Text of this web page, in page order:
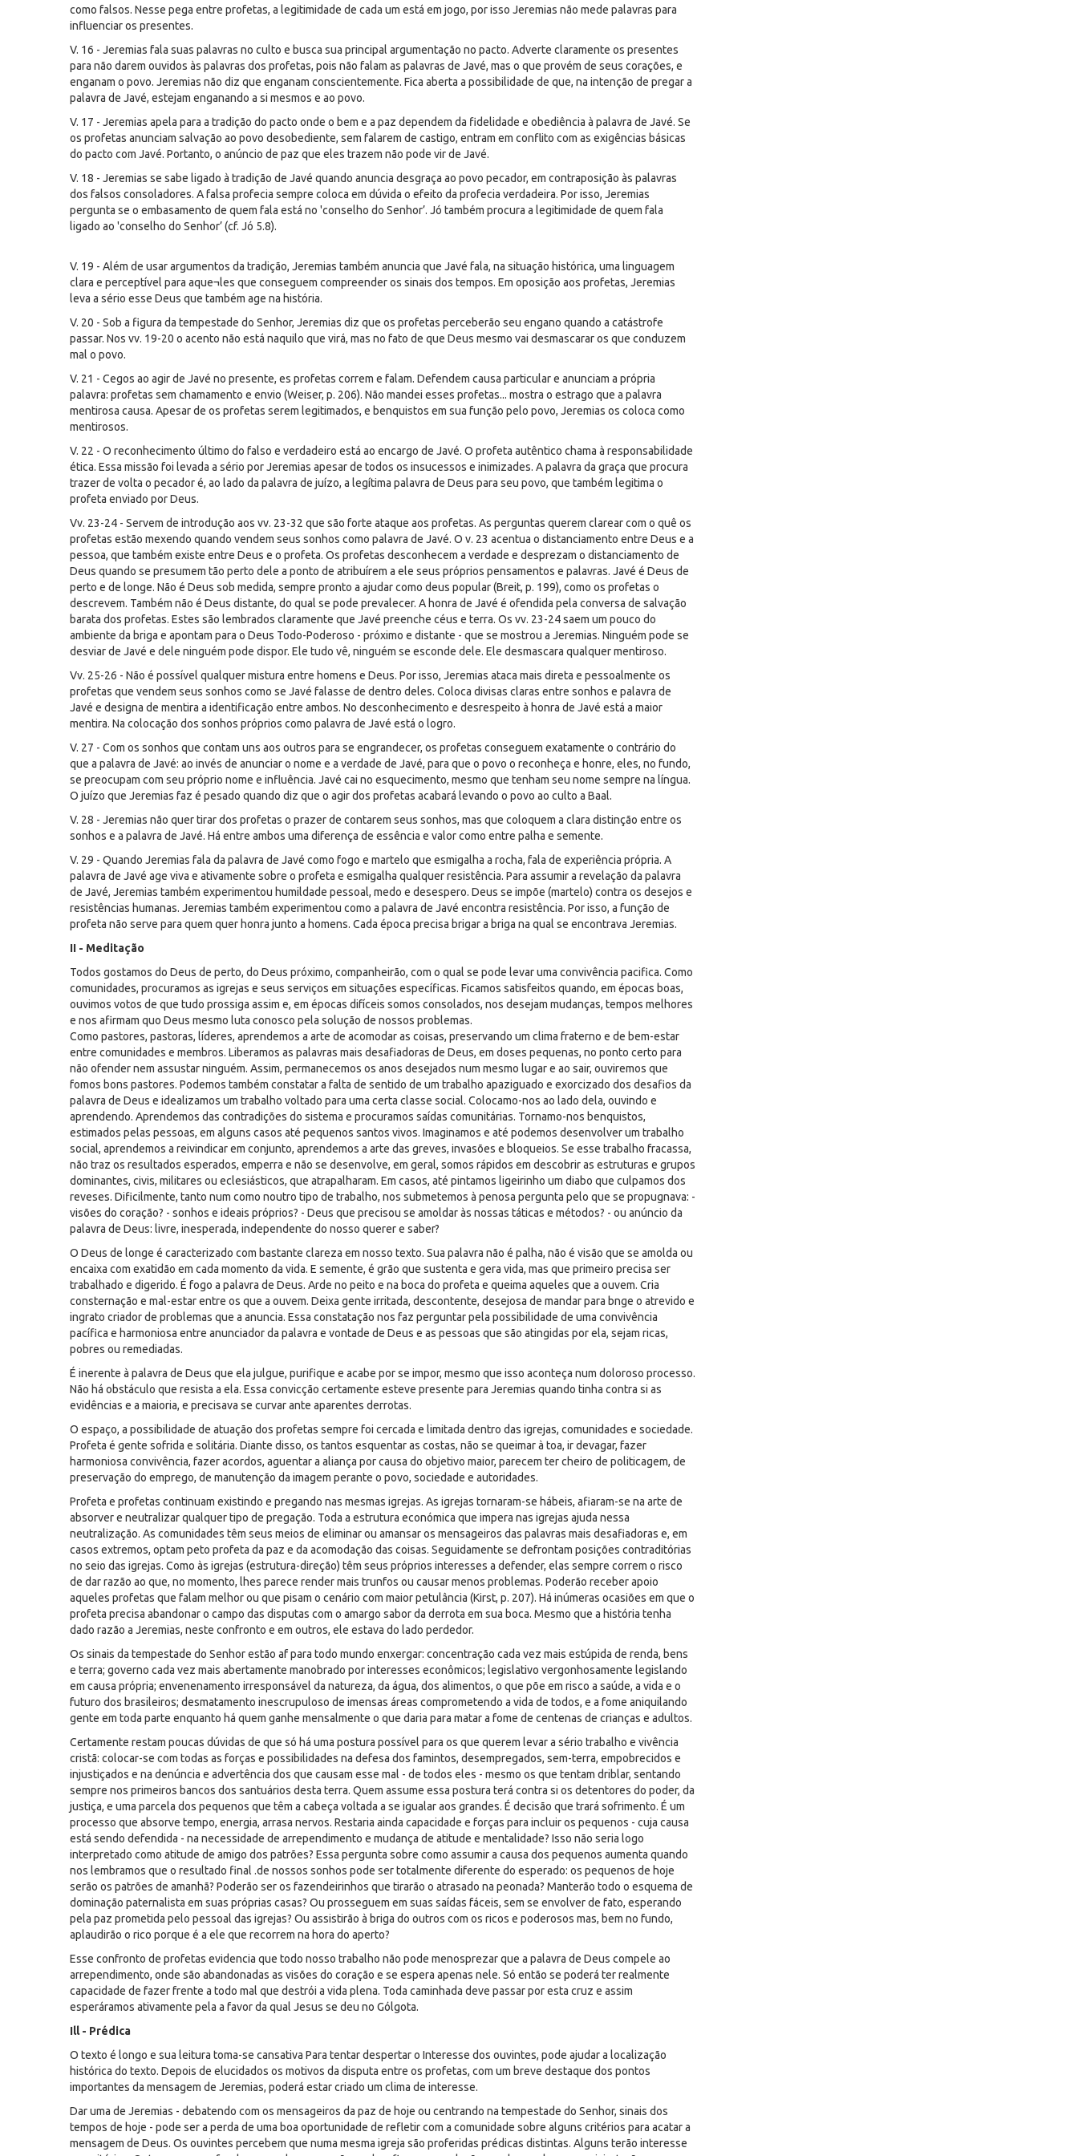
como falsos. Nesse pega entre profetas, a legitimidade de cada um está em jogo, por isso Jeremias não mede palavras para
influenciar os presentes.
V. 16 - Jeremias fala suas palavras no culto e busca sua principal argumentação no pacto. Adverte claramente os presentes
para não darem ouvidos às palavras dos profetas, pois não falam as palavras de Javé, mas o que provém de seus corações, e
enganam o povo. Jeremias não diz que enganam conscientemente. Fica aberta a possibilidade de que, na intenção de pregar a
palavra de Javé, estejam enganando a si mesmos e ao povo.
V. 17 - Jeremias apela para a tradição do pacto onde o bem e a paz dependem da fidelidade e obediência à palavra de Javé. Se
os profetas anunciam salvação ao povo desobediente, sem falarem de castigo, entram em conflito com as exigências básicas
do pacto com Javé. Portanto, o anúncio de paz que eles trazem não pode vir de Javé.
V. 18 - Jeremias se sabe ligado à tradição de Javé quando anuncia desgraça ao povo pecador, em contraposição às palavras
dos falsos consoladores. A falsa profecia sempre coloca em dúvida o efeito da profecia verdadeira. Por isso, Jeremias
pergunta se o embasamento de quem fala está no 'conselho do Senhor’. Jó também procura a legitimidade de quem fala
ligado ao 'conselho do Senhor’ (cf. Jó 5.8).
V. 19 - Além de usar argumentos da tradição, Jeremias também anuncia que Javé fala, na situação histórica, uma linguagem
clara e perceptível para aque¬les que conseguem compreender os sinais dos tempos. Em oposição aos profetas, Jeremias
leva a sério esse Deus que também age na história.
V. 20 - Sob a figura da tempestade do Senhor, Jeremias diz que os profetas perceberão seu engano quando a catástrofe
passar. Nos vv. 19-20 o acento não está naquilo que virá, mas no fato de que Deus mesmo vai desmascarar os que conduzem
mal o povo.
V. 21 - Cegos ao agir de Javé no presente, es profetas correm e falam. Defendem causa particular e anunciam a própria
palavra: profetas sem chamamento e envio (Weiser, p. 206). Não mandei esses profetas... mostra o estrago que a palavra
mentirosa causa. Apesar de os profetas serem legitimados, e benquistos em sua função pelo povo, Jeremias os coloca como
mentirosos.
V. 22 - O reconhecimento último do falso e verdadeiro está ao encargo de Javé. O profeta autêntico chama à responsabilidade
ética. Essa missão foi levada a sério por Jeremias apesar de todos os insucessos e inimizades. A palavra da graça que procura
trazer de volta o pecador é, ao lado da palavra de juízo, a legítima palavra de Deus para seu povo, que também legitima o
profeta enviado por Deus.
Vv. 23-24 - Servem de introdução aos vv. 23-32 que são forte ataque aos profetas. As perguntas querem clarear com o quê os
profetas estão mexendo quando vendem seus sonhos como palavra de Javé. O v. 23 acentua o distanciamento entre Deus e a
pessoa, que também existe entre Deus e o profeta. Os profetas desconhecem a verdade e desprezam o distanciamento de
Deus quando se presumem tão perto dele a ponto de atribuírem a ele seus próprios pensamentos e palavras. Javé é Deus de
perto e de longe. Não é Deus sob medida, sempre pronto a ajudar como deus popular (Breit, p. 199), como os profetas o
descrevem. Também não é Deus distante, do qual se pode prevalecer. A honra de Javé é ofendida pela conversa de salvação
barata dos profetas. Estes são lembrados claramente que Javé preenche céus e terra. Os vv. 23-24 saem um pouco do
ambiente da briga e apontam para o Deus Todo-Poderoso - próximo e distante - que se mostrou a Jeremias. Ninguém pode se
desviar de Javé e dele ninguém pode dispor. Ele tudo vê, ninguém se esconde dele. Ele desmascara qualquer mentiroso.
Vv. 25-26 - Não é possível qualquer mistura entre homens e Deus. Por isso, Jeremias ataca mais direta e pessoalmente os
profetas que vendem seus sonhos como se Javé falasse de dentro deles. Coloca divisas claras entre sonhos e palavra de
Javé e designa de mentira a identificação entre ambos. No desconhecimento e desrespeito à honra de Javé está a maior
mentira. Na colocação dos sonhos próprios como palavra de Javé está o logro.
V. 27 - Com os sonhos que contam uns aos outros para se engrandecer, os profetas conseguem exatamente o contrário do
que a palavra de Javé: ao invés de anunciar o nome e a verdade de Javé, para que o povo o reconheça e honre, eles, no fundo,
se preocupam com seu próprio nome e influência. Javé cai no esquecimento, mesmo que tenham seu nome sempre na língua.
O juízo que Jeremias faz é pesado quando diz que o agir dos profetas acabará levando o povo ao culto a Baal.
V. 28 - Jeremias não quer tirar dos profetas o prazer de contarem seus sonhos, mas que coloquem a clara distinção entre os
sonhos e a palavra de Javé. Há entre ambos uma diferença de essência e valor como entre palha e semente.
V. 29 - Quando Jeremias fala da palavra de Javé como fogo e martelo que esmigalha a rocha, fala de experiência própria. A
palavra de Javé age viva e ativamente sobre o profeta e esmigalha qualquer resistência. Para assumir a revelação da palavra
de Javé, Jeremias também experimentou humildade pessoal, medo e desespero. Deus se impõe (martelo) contra os desejos e
resistências humanas. Jeremias também experimentou como a palavra de Javé encontra resistência. Por isso, a função de
profeta não serve para quem quer honra junto a homens. Cada época precisa brigar a briga na qual se encontrava Jeremias.
II - Meditação
Todos gostamos do Deus de perto, do Deus próximo, companheirão, com o qual se pode levar uma convivência pacifica. Como
comunidades, procuramos as igrejas e seus serviços em situações específicas. Ficamos satisfeitos quando, em épocas boas,
ouvimos votos de que tudo prossiga assim e, em épocas difíceis somos consolados, nos desejam mudanças, tempos melhores
e nos afirmam quo Deus mesmo luta conosco pela solução de nossos problemas.
Como pastores, pastoras, líderes, aprendemos a arte de acomodar as coisas, preservando um clima fraterno e de bem-estar
entre comunidades e membros. Liberamos as palavras mais desafiadoras de Deus, em doses pequenas, no ponto certo para
não ofender nem assustar ninguém. Assim, permanecemos os anos desejados num mesmo lugar e ao sair, ouviremos que
fomos bons pastores. Podemos também constatar a falta de sentido de um trabalho apaziguado e exorcizado dos desafios da
palavra de Deus e idealizamos um trabalho voltado para uma certa classe social. Colocamo-nos ao lado dela, ouvindo e
aprendendo. Aprendemos das contradições do sistema e procuramos saídas comunitárias. Tornamo-nos benquistos,
estimados pelas pessoas, em alguns casos até pequenos santos vivos. Imaginamos e até podemos desenvolver um trabalho
social, aprendemos a reivindicar em conjunto, aprendemos a arte das greves, invasões e bloqueios. Se esse trabalho fracassa,
não traz os resultados esperados, emperra e não se desenvolve, em geral, somos rápidos em descobrir as estruturas e grupos
dominantes, civis, militares ou eclesiásticos, que atrapalharam. Em casos, até pintamos ligeirinho um diabo que culpamos dos
reveses. Dificilmente, tanto num como noutro tipo de trabalho, nos submetemos à penosa pergunta pelo que se propugnava: -
visões do coração? - sonhos e ideais próprios? - Deus que precisou se amoldar às nossas táticas e métodos? - ou anúncio da
palavra de Deus: livre, inesperada, independente do nosso querer e saber?
O Deus de longe é caracterizado com bastante clareza em nosso texto. Sua palavra não é palha, não é visão que se amolda ou
encaixa com exatidão em cada momento da vida. E semente, é grão que sustenta e gera vida, mas que primeiro precisa ser
trabalhado e digerido. É fogo a palavra de Deus. Arde no peito e na boca do profeta e queima aqueles que a ouvem. Cria
consternação e mal-estar entre os que a ouvem. Deixa gente irritada, descontente, desejosa de mandar para bnge o atrevido e
ingrato criador de problemas que a anuncia. Essa constatação nos faz perguntar pela possibilidade de uma convivência
pacífica e harmoniosa entre anunciador da palavra e vontade de Deus e as pessoas que são atingidas por ela, sejam ricas,
pobres ou remediadas.
É inerente à palavra de Deus que ela julgue, purifique e acabe por se impor, mesmo que isso aconteça num doloroso processo.
Não há obstáculo que resista a ela. Essa convicção certamente esteve presente para Jeremias quando tinha contra si as
evidências e a maioria, e precisava se curvar ante aparentes derrotas.
O espaço, a possibilidade de atuação dos profetas sempre foi cercada e limitada dentro das igrejas, comunidades e sociedade.
Profeta é gente sofrida e solitária. Diante disso, os tantos esquentar as costas, não se queimar à toa, ir devagar, fazer
harmoniosa convivência, fazer acordos, aguentar a aliança por causa do objetivo maior, parecem ter cheiro de politicagem, de
preservação do emprego, de manutenção da imagem perante o povo, sociedade e autoridades.
Profeta e profetas continuam existindo e pregando nas mesmas igrejas. As igrejas tornaram-se hábeis, afiaram-se na arte de
absorver e neutralizar qualquer tipo de pregação. Toda a estrutura económica que impera nas igrejas ajuda nessa
neutralização. As comunidades têm seus meios de eliminar ou amansar os mensageiros das palavras mais desafiadoras e, em
casos extremos, optam peto profeta da paz e da acomodação das coisas. Seguidamente se defrontam posições contraditórias
no seio das igrejas. Como às igrejas (estrutura-direção) têm seus próprios interesses a defender, elas sempre correm o risco
de dar razão ao que, no momento, lhes parece render mais trunfos ou causar menos problemas. Poderão receber apoio
aqueles profetas que falam melhor ou que pisam o cenário com maior petulância (Kirst, p. 207). Há inúmeras ocasiões em que o
profeta precisa abandonar o campo das disputas com o amargo sabor da derrota em sua boca. Mesmo que a história tenha
dado razão a Jeremias, neste confronto e em outros, ele estava do lado perdedor.
Os sinais da tempestade do Senhor estão af para todo mundo enxergar: concentração cada vez mais estúpida de renda, bens
e terra; governo cada vez mais abertamente manobrado por interesses econômicos; legislativo vergonhosamente legislando
em causa própria; envenenamento irresponsável da natureza, da água, dos alimentos, o que põe em risco a saúde, a vida e o
futuro dos brasileiros; desmatamento inescrupuloso de imensas áreas comprometendo a vida de todos, e a fome aniquilando
gente em toda parte enquanto há quem ganhe mensalmente o que daria para matar a fome de centenas de crianças e adultos.
Certamente restam poucas dúvidas de que só há uma postura possível para os que querem levar a sério trabalho e vivência
cristã: colocar-se com todas as forças e possibilidades na defesa dos famintos, desempregados, sem-terra, empobrecidos e
injustiçados e na denúncia e advertência dos que causam esse mal - de todos eles - mesmo os que tentam driblar, sentando
sempre nos primeiros bancos dos santuários desta terra. Quem assume essa postura terá contra si os detentores do poder, da
justiça, e uma parcela dos pequenos que têm a cabeça voltada a se igualar aos grandes. É decisão que trará sofrimento. É um
processo que absorve tempo, energia, arrasa nervos. Restaria ainda capacidade e forças para incluir os pequenos - cuja causa
está sendo defendida - na necessidade de arrependimento e mudança de atitude e mentalidade? Isso não seria logo
interpretado como atitude de amigo dos patrões? Essa pergunta sobre como assumir a causa dos pequenos aumenta quando
nos lembramos que o resultado final .de nossos sonhos pode ser totalmente diferente do esperado: os pequenos de hoje
serão os patrões de amanhã? Poderão ser os fazendeirinhos que tirarão o atrasado na peonada? Manterão todo o esquema de
dominação paternalista em suas próprias casas? Ou prosseguem em suas saídas fáceis, sem se envolver de fato, esperando
pela paz prometida pelo pessoal das igrejas? Ou assistirão à briga do outros com os ricos e poderosos mas, bem no fundo,
aplaudirão o rico porque é a ele que recorrem na hora do aperto?
Esse confronto de profetas evidencia que todo nosso trabalho não pode menosprezar que a palavra de Deus compele ao
arrependimento, onde são abandonadas as visões do coração e se espera apenas nele. Só então se poderá ter realmente
capacidade de fazer frente a todo mal que destrói a vida plena. Toda caminhada deve passar por esta cruz e assim
esperáramos ativamente pela a favor da qual Jesus se deu no Gólgota.
Ill - Prédica
O texto é longo e sua leitura toma-se cansativa Para tentar despertar o Interesse dos ouvintes, pode ajudar a localização
histórica do texto. Depois de elucidados os motivos da disputa entre os profetas, com um breve destaque dos pontos
importantes da mensagem de Jeremias, poderá estar criado um clima de interesse.
Dar uma de Jeremias - debatendo com os mensageiros da paz de hoje ou centrando na tempestade do Senhor, sinais dos
tempos de hoje - pode ser a perda de uma boa oportunidade de refletir com a comunidade sobre alguns critérios para acatar a
mensagem de Deus. Os ouvintes percebem que numa mesma igreja são proferidas prédicas distintas. Alguns terão interesse